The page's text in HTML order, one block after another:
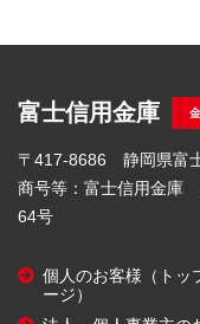
富士信用金庫
〒417-8686 静岡県富
商号等：富士信用金庫
64号
個人のお客様（トッ
ージ）